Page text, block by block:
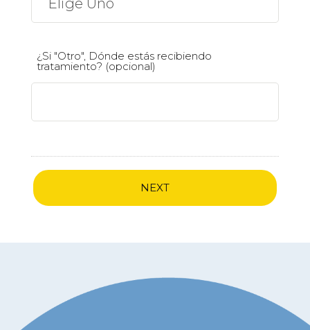
¿Si "Otro", Dónde estás recibiendo
tratamiento? (opcional)